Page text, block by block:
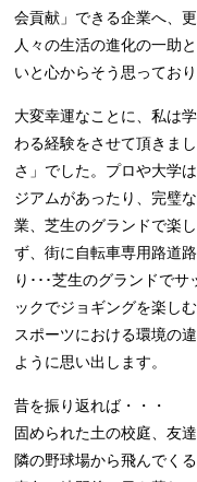
会貢献」できる企業へ、
人々の生活の進化の一助
いと心からそう思っており
大変幸運なことに、私は
わる経験をさせて頂きま
さ」でした。プロや大学
ジアムがあったり、完璧
業、芝生のグランドで楽
ず、街に自転車専用路道
り･･･芝生のグランドで
ックでジョギングを楽し
スポーツにおける環境の
ように思い出します。
昔を振り返れば・・・
固められた土の校庭、友
隣の野球場から飛んでく